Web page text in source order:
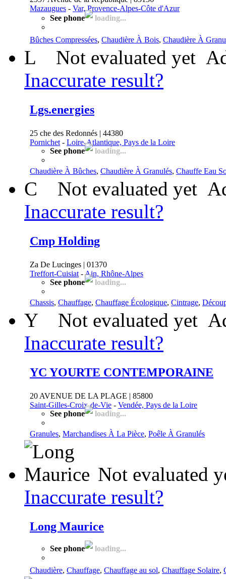
Mazaugues - Var, Provence-Alpes-Côte d'Azur
See phone
loading...
Bûches Compressées, Chaudière À Bois, Chaudière À
L Not evaluated yet
Inaccurate result?
Lgs.energies
25 che des Redonnés | 44380
Pornichet - Loire-Atlantique, Pays de la Loire
See phone
loading...
Chaudière À Bûches, Chaudière À Granulés, Chauffe Eau
C Not evaluated yet
Inaccurate result?
Cmp Holding
Za De Lucinges | 01370
Treffort-Cuisiat -Ain, Rhône-Alpes
See phone
loading...
Chassis, Chauffage, Chauffage Écologique, Cintrage,
Y Not evaluated yet
Inaccurate result?
YC YOURTE CONTEMPORAINE
20 AVENUE DE LA PLAGE | 85800
Saint-Gilles-Croix-de-Vie - Vendée, Pays de la Loire
See phone
loading...
Granules, Marchandises À La Pièce, Poêle À Granulés
Not evaluated
Inaccurate result?
Long Maurice
See phone loading...
Chaudière, Chauffage, Chauffage au sol, Chauffage Solaire,